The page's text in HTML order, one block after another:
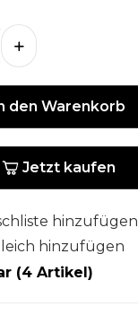
den Warenkorb
Jetzt kaufen
hinzufügen
hinzufügen
(4 Artikel)